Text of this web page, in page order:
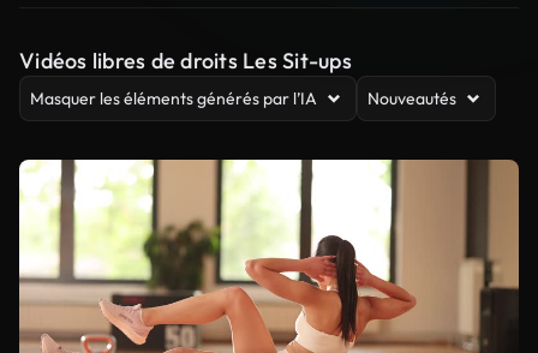
Vidéos libres de droits Les Sit-ups
Masquer les éléments générés par l’IA Nouveautés